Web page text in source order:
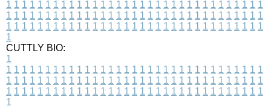
1 1 1 1 1 1 1 1 1 1 1 1 1 1 1 1 1 1 1 1 1 1 1 1 1 1 1 1 1 1 1 1 1
1 1 1 1 1 1 1 1 1 1 1 1 1 1 1 1 1 1 1 1 1 1 1 1 1 1 1 1 1 1 1 1 1
1 1 1 1 1 1 1 1 1 1 1 1 1 1 1 1 1 1 1 1 1 1 1 1 1 1 1 1 1 1 1 1 1
1
CUTTLY BIO:
1
1 1 1 1 1 1 1 1 1 1 1 1 1 1 1 1 1 1 1 1 1 1 1 1 1 1 1 1 1 1 1 1 1
1 1 1 1 1 1 1 1 1 1 1 1 1 1 1 1 1 1 1 1 1 1 1 1 1 1 1 1 1 1 1 1 1
1 1 1 1 1 1 1 1 1 1 1 1 1 1 1 1 1 1 1 1 1 1 1 1 1 1 1 1 1 1 1 1 1
1